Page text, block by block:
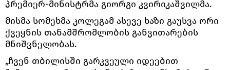
პრემიერ-მინისტრმა გიორგი კვირიკაშვილმა.
მისმა სომეხმა კოლეგამ ასევე ხაზი გაუსვა ორი
ქვეყნის თანამშრომლობის განვითარების
მნიშვნელობას.
„ჩვენ თბილისში გარკვეული იდეებით